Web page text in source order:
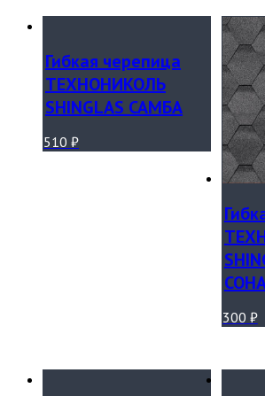
Гибкая черепица
ТЕХНОНИКОЛЬ
SHINGLAS САМБА
510 ₽
300 ₽